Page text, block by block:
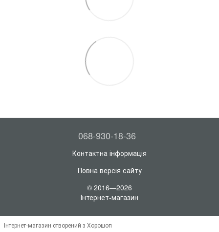
068-930-18-36
Контактна інформація
Повна версія сайту
© 2016—2026
Інтернет-магазин
Інтернет-магазин створений з Хорошоп